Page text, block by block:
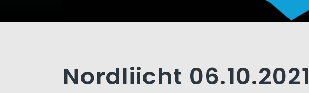
Nordliicht 06.10.2021